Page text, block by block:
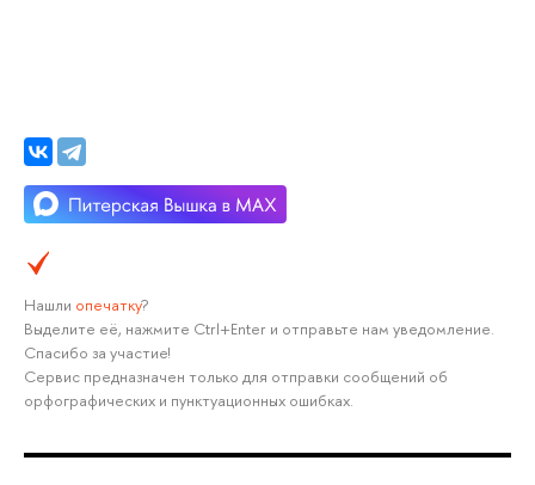
Нашли опечатку?
Выделите её, нажмите Ctrl+Enter и отправьте нам уведомление.
Спасибо за участие!
Сервис предназначен только для отправки сообщений об
орфографических и пунктуационных ошибках.